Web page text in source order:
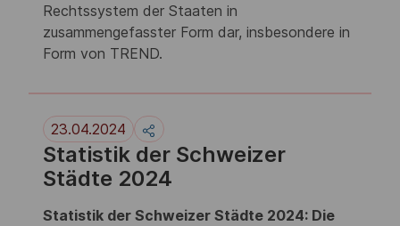
Rechtssystem der Staaten in
zusammengefasster Form dar, insbesondere in
Form von TREND.
23.04.2024
Statistik der Schweizer
Städte 2024
Statistik der Schweizer Städte 2024: Die